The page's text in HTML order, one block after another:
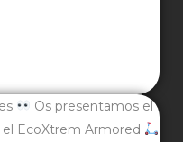
Os presentamos el
EcoXtrem Armored